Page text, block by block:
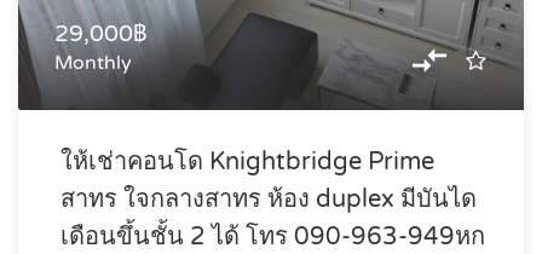
29,000฿
Monthly
ให้เช่าคอนโด Knightbridge Prime
สาทร ใจกลางสาทร ห้อง duplex มีบันได
เดือนขึ้นชั้น 2 ได้ โทร 090-963-949หก